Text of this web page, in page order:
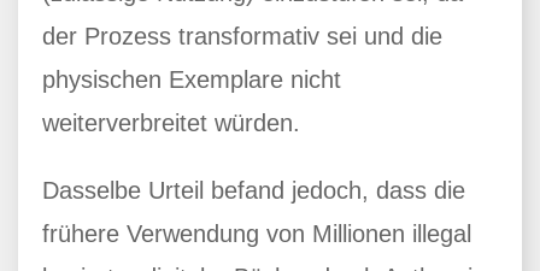
der Prozess transformativ sei und die
physischen Exemplare nicht
weiterverbreitet würden.
Dasselbe Urteil befand jedoch, dass die
frühere Verwendung von Millionen illegal